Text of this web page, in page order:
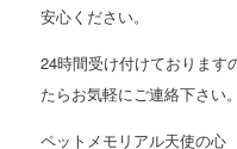
安心ください。
24時間受け付けております
たらお気軽にご連絡下さい。
ペットメモリアル天使の心